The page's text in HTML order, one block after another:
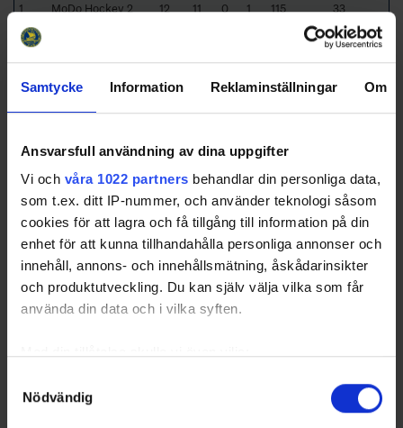
Samtycke Information Reklaminställningar Om
Ansvarsfull användning av dina uppgifter
Vi och våra 1022 partners behandlar din personliga data,
som t.ex. ditt IP-nummer, och använder teknologi såsom
cookies för att lagra och få tillgång till information på din
enhet för att kunna tillhandahålla personliga annonser och
innehåll, annons- och innehållsmätning, åskådarinsikter
och produktutveckling. Du kan själv välja vilka som får
använda din data och i vilka syften.
kan ha en noggrannhet på upp till flera meter
Nödvändig
1
MoDo Hockey 2 12 11 0 1 115
33
2
31
3
Luleå HF 2 12 5 4 3 25 21
Hockey
Skellefteå AIK 2
6
Timrå IK 12 1 1 10 -70
4
7
Brunflo IK 12 0 1 11 -173 2
och statistik för samtliga ishockeyserier som spelas i
Sverige. Du kan följa dina favoritserier och lägga upp